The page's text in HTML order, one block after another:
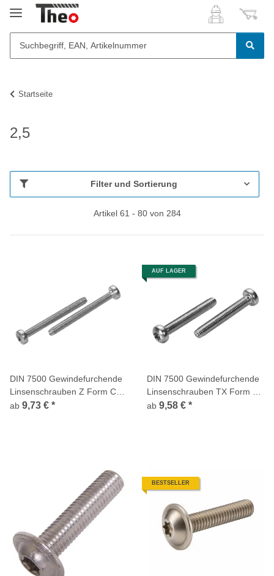
Startseite
2,5
Filter und Sortierung
Artikel 61 - 80 von 284
DIN 7500 Gewindefurchende
Linsenschrauben Z Form CE
Edelstahl A2
ab 9,73 € *
AUF LAGER
DIN 7500 Gewindefurchende
Linsenschrauben TX Form CE
Edelstahl A2
ab 9,58 € *
BESTSELLER